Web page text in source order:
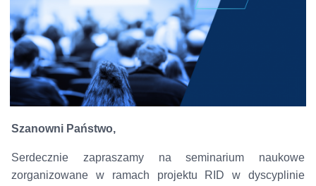
Szanowni Państwo,
Serdecznie zapraszamy na seminarium naukowe
zorganizowane w ramach projektu RID w dyscyplinie